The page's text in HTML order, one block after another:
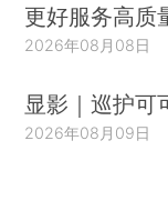
更好服务高质
2026年08月08日
显影｜巡护可
2026年08月09日